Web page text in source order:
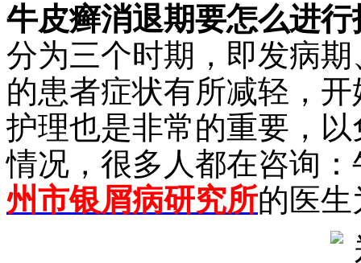
牛皮癣消退期要怎么进行
分为三个时期，即发病
的患者症状有所减轻，
护理也是非常的重要，
情况，很多人都在咨询
州市银屑病研究所的医